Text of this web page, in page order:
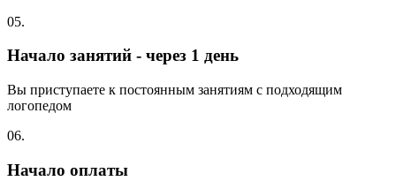
05.
Начало занятий - через 1 день
Вы приступаете к постоянным занятиям с подходящим
логопедом
06.
Начало оплаты